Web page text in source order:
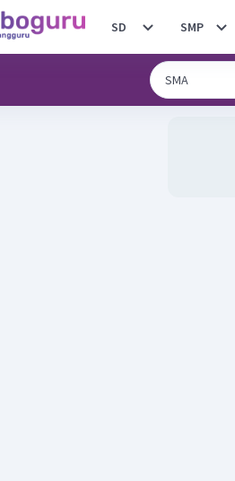
SD SMP